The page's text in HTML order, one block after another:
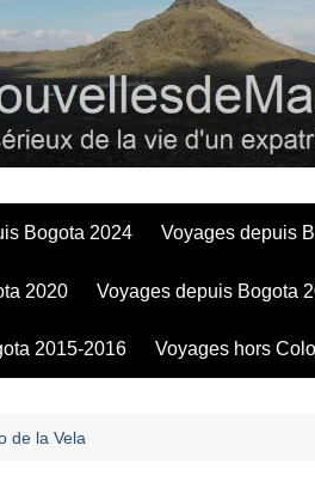
Bogota 2024 Voyages depuis
2020 Voyages depuis Bogota
2015-2016 Voyages hors
de la Vela